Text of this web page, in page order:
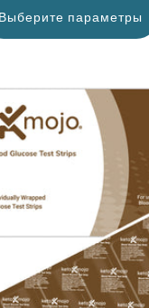
Выберите параметры